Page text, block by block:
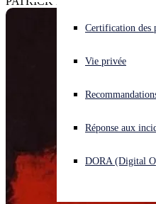
Vous subissez une
Open language switcher
Certification des
Vie privée
Réponse aux
DORA (Digital